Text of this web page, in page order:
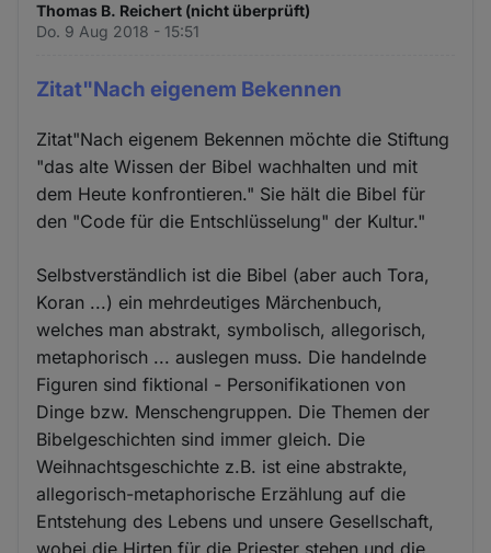
Thomas B. Reichert (nicht überprüft)
Do. 9 Aug 2018 - 15:51
Zitat"Nach eigenem Bekennen
Zitat"Nach eigenem Bekennen möchte die Stiftung
"das alte Wissen der Bibel wachhalten und mit
dem Heute konfrontieren." Sie hält die Bibel für
den "Code für die Entschlüsselung" der Kultur."
Selbstverständlich ist die Bibel (aber auch Tora,
Koran ...) ein mehrdeutiges Märchenbuch,
welches man abstrakt, symbolisch, allegorisch,
metaphorisch ... auslegen muss. Die handelnde
Figuren sind fiktional - Personifikationen von
Dinge bzw. Menschengruppen. Die Themen der
Bibelgeschichten sind immer gleich. Die
Weihnachtsgeschichte z.B. ist eine abstrakte,
allegorisch-metaphorische Erzählung auf die
Entstehung des Lebens und unsere Gesellschaft,
wobei die Hirten für die Priester stehen und die